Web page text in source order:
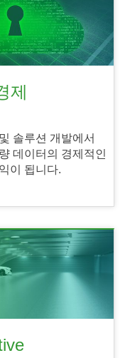
제
솔루션 개발에서
데이터의 경제적인
이 됩니다.